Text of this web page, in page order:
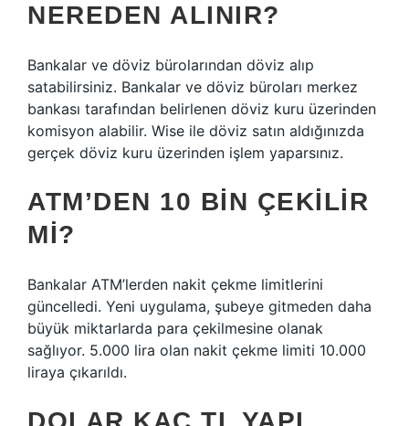
NEREDEN ALINIR?
Bankalar ve döviz bürolarından döviz alıp
satabilirsiniz. Bankalar ve döviz büroları merkez
bankası tarafından belirlenen döviz kuru üzerinden
komisyon alabilir. Wise ile döviz satın aldığınızda
gerçek döviz kuru üzerinden işlem yaparsınız.
ATM’DEN 10 BIN ÇEKILIR
MI?
Bankalar ATM’lerden nakit çekme limitlerini
güncelledi. Yeni uygulama, şubeye gitmeden daha
büyük miktarlarda para çekilmesine olanak
sağlıyor. 5.000 lira olan nakit çekme limiti 10.000
liraya çıkarıldı.